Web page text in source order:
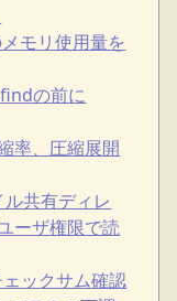
モリ使用量を
の前に
率、圧縮展開
共有ディレ
ーザ権限で読
ックサム確認